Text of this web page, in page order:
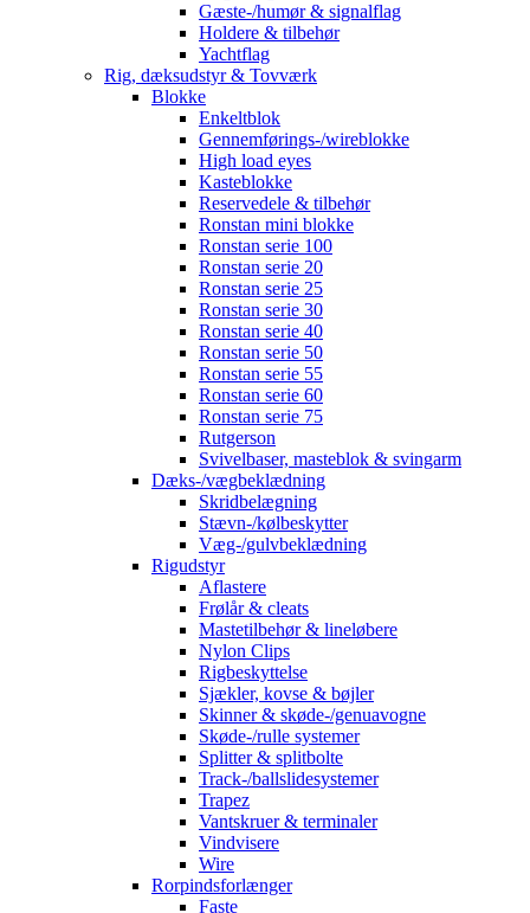
Gæste-/humør & signalflag
Holdere & tilbehør
Yachtflag
Rig, dæksudstyr & Tovværk
Blokke
Enkeltblok
Gennemførings-/wireblokke
High load eyes
Kasteblokke
Reservedele & tilbehør
Ronstan mini blokke
Ronstan serie 100
Ronstan serie 20
Ronstan serie 25
Ronstan serie 30
Ronstan serie 40
Ronstan serie 50
Ronstan serie 55
Ronstan serie 60
Ronstan serie 75
Rutgerson
Svivelbaser, masteblok & svingarm
Dæks-/vægbeklædning
Skridbelægning
Stævn-/kølbeskytter
Væg-/gulvbeklædning
Rigudstyr
Aflastere
Frølår & cleats
Mastetilbehør & lineløbere
Nylon Clips
Rigbeskyttelse
Sjækler, kovse & bøjler
Skinner & skøde-/genuavogne
Skøde-/rulle systemer
Splitter & splitbolte
Track-/ballslidesystemer
Trapez
Vantskruer & terminaler
Vindvisere
Wire
Rorpindsforlænger
Faste